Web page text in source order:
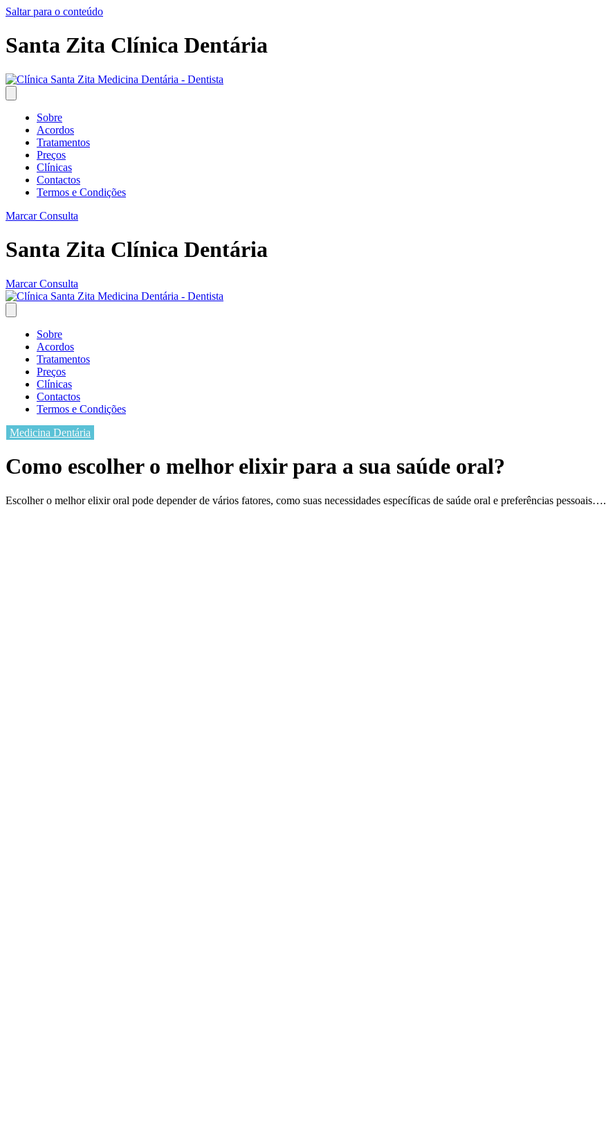
Saltar para o conteúdo
Santa Zita Clínica Dentária
Sobre
Acordos
Tratamentos
Preços
Clínicas
Contactos
Termos e Condições
Marcar Consulta
Santa Zita Clínica Dentária
Marcar Consulta
Sobre
Acordos
Tratamentos
Preços
Clínicas
Contactos
Termos e Condições
Medicina Dentária
Como escolher o melhor elixir para a sua saúde oral?
Escolher o melhor elixir oral pode depender de vários fatores, como suas necessidades específicas de saúde oral e preferências pessoais….